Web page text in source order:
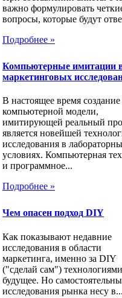
важно формулировать
вопросы, которые будут
Подробнее »
Компьютерные имитации
маркетинговых
В настоящее время создание
компьютерной модели,
имитирующей реальный
является новейшей
исследования в
условиях. Компьютерная
и программное...
Подробнее »
Чем опасен подход DIY
Как показывают недавние
исследования в области
маркетинга, именно за DIY
("сделай сам") технологиями
будущее. Но
исследования рынка несу в...